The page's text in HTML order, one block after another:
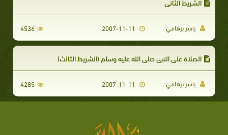
الشريط الثاني
ياسر برهامي 4536
الصلاة على النبي صلى الله عليه وسلم (الشريط الثالث)
ياسر برهامي 4285